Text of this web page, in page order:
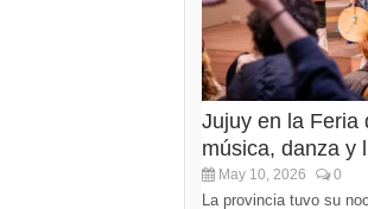
Jujuy en la Feria
música, danza y
May 10, 2026 0
La provincia tuvo su